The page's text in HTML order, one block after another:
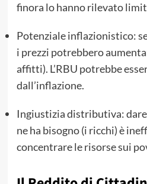
finora lo hanno rilevato
Potenziale inflazionistico:
i prezzi potrebbero
affitti). L’RBU potrebbe
dall’inflazione.
Ingiustizia distributiva: dare
ne ha bisogno (i ricchi) è
concentrare le risorse sui